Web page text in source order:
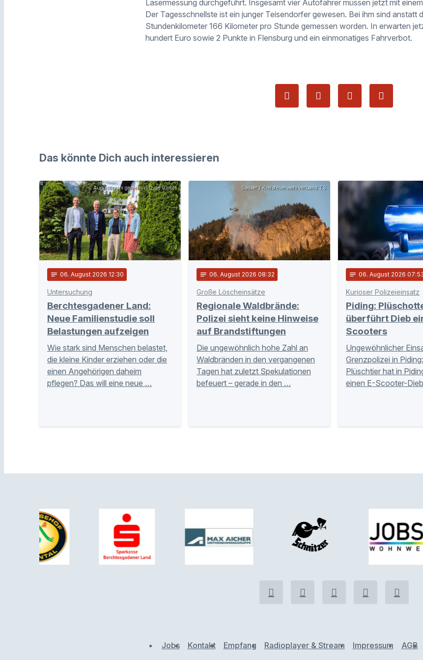
Lasermessung durchgeführt. Insgesamt vier Autofahrer müssen jetzt mit
Der Tagesschnellste ist ein junger Teisendorfer gewesen. Bei ihm sind anstatt
Stundenkilometer 166 Kilometer pro Stunde gemessen worden. In erwarten
hundert Euro sowie 2 Punkte in Flensburg und ein einmonatiges Fahrverbot.
Das könnte Dich auch interessieren
Augustinum gemeinnützige GmbH
notes 06. August 2026 12:30
Untersuchung
Berchtesgadener Land:
Neue Familienstudie soll
Belastungen aufzeigen
Wie stark sind Menschen belastet,
die kleine Kinder erziehen oder die
einen Angehörigen daheim
pflegen? Das will eine neue …
Gasser / Kreisfeuerwehrverband TS
notes 06. August 2026 08:32
Große Löscheinsätze
Regionale Waldbrände:
Polizei sieht keine Hinweise
auf Brandstiftungen
Die ungewöhnlich hohe Zahl an
Waldbränden in den vergangenen
Tagen hat zuletzt Spekulationen
befeuert – gerade in den …
notes 06. August 2026
Kurioser Polizeieinsatz
Piding:
überführt Dieb
Scooters
Ungewöhnlicher
Grenzpolizei in
Plüschtier hat in
einen E-Scooter-
Jobs Kontakt Empfang Radioplayer & Stream Impressum AGB